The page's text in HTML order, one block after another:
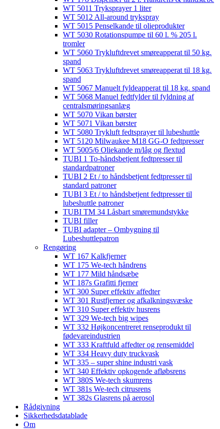
WT 5011 Tryksprayer 1 liter
WT 5012 All-around trykspray
WT 5015 Penselkande til olieprodukter
WT 5030 Rotationspumpe til 60 l. % 205 l.
tromler
WT 5060 Trykluftdrevet smøreapperat til 50 kg.
spand
WT 5063 Trykluftdrevet smøreapperat til 18 kg.
spand
WT 5067 Manuelt fyldeapperat til 18 kg. spand
WT 5068 Manuel fedtfylder til fyldning af
centralsmøringsanlæg
WT 5070 Vikan børster
WT 5071 Vikan børster
WT 5080 Trykluft fedtsprayer til lubeshuttle
WT 5120 Milwaukee M18 GG-O fedtpresser
WT 5005/6 Oliekande m/låg og flextud​
TUBI 1 To-håndsbetjent fedtpresser til
standardpatroner
TUBI 2 Et / to håndsbetjent fedtpresser til
standard patroner
TUBI 3 Et / to håndsbetjent fedtpresser til
lubeshuttle patroner
TUBI TM 34 Låsbart smøremundstykke
TUBI filler
TUBI adapter​ – Ombygning til
Lubeshuttlepatron
Rengøring
WT 167 Kalkfjerner
WT 175 We-tech håndrens
WT 177 Mild håndsæbe
WT 187s Grafitti fjerner
WT 300 Super effektiv affedter​
WT 301 Rustfjerner og afkalkningsvæske
WT 310 Super effektiv husrens
WT 329 We-tech big wipes
WT 332 Højkoncentreret renseprodukt til
fødevareindustrien
WT 333 Kraftfuld affedter og rensemiddel
WT 334 Heavy duty truckvask
WT 335 – super shine industri vask
WT 340 Effektiv opkogende afløbsrens
WT 380S We-tech skumrens
WT 381s We-tech citrusrens
WT 382s Glasrens på aerosol​
Rådgivning
Sikkerhedsdatablade
Om